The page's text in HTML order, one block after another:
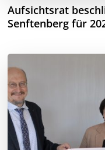
Aufsichtsrat
Senftenberg für